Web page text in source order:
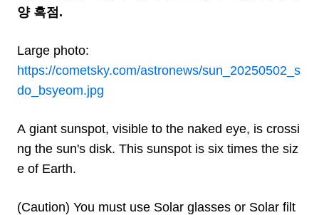
양 흑점.
Large photo:
https://cometsky.com/astronews/sun_20250502_s
do_bsyeom.jpg
A giant sunspot, visible to the naked eye, is crossi
ng the sun's disk. This sunspot is six times the siz
e of Earth.
(Caution) You must use Solar glasses or Solar filt